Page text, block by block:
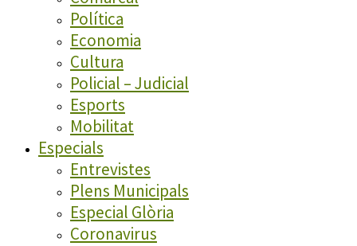
Política
Economia
Cultura
Policial – Judicial
Esports
Mobilitat
Especials
Entrevistes
Plens Municipals
Especial Glòria
Coronavirus